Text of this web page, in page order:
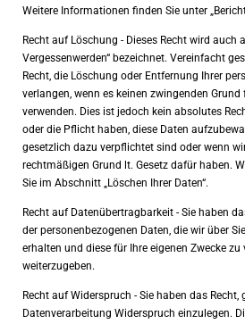
Weitere Informationen finden Sie unter
Recht auf Löschung - Dieses Recht wird auch
Vergessenwerden“ bezeichnet. Vereinfacht
Recht, die Löschung oder Entfernung Ihrer
verlangen, wenn es keinen zwingenden
verwenden. Dies ist jedoch kein absolutes
oder die Pflicht haben, diese Daten
gesetzlich dazu verpflichtet sind oder wenn
rechtmäßigen Grund lt. Gesetz dafür haben.
Sie im Abschnitt „Löschen Ihrer Daten“.
Recht auf Datenübertragbarkeit - Sie haben
der personenbezogenen Daten, die wir über
erhalten und diese für Ihre eigenen Zwecke zu
weiterzugeben.
Recht auf Widerspruch - Sie haben das
Datenverarbeitung Widerspruch einzulegen.